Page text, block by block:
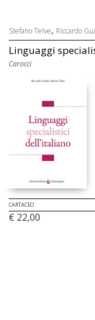
Stefano Telve, Riccardo
Linguaggi
Carocci
CARTACEO
€ 22,00